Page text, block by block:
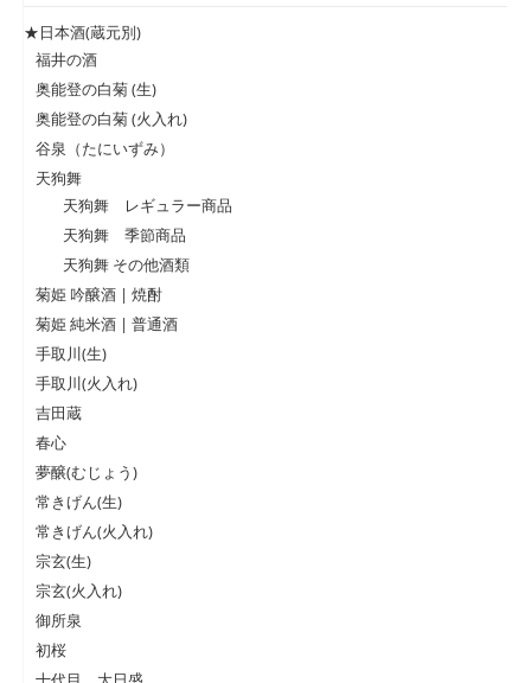
★日本酒(蔵元別)
福井の酒
奥能登の白菊 (生)
奥能登の白菊 (火入れ)
谷泉（たにいずみ）
天狗舞
天狗舞 レギュラー商品
天狗舞 季節商品
天狗舞 その他酒類
菊姫 吟醸酒 | 焼酎
菊姫 純米酒 | 普通酒
手取川(生)
手取川(火入れ)
吉田蔵
春心
夢醸(むじょう)
常きげん(生)
常きげん(火入れ)
宗玄(生)
宗玄(火入れ)
御所泉
初桜